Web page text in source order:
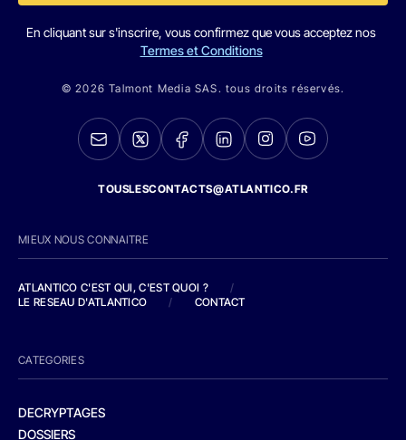
En cliquant sur s'inscrire, vous confirmez que vous acceptez nos
Termes et Conditions
© 2026 Talmont Media SAS. tous droits réservés.
TOUSLESCONTACTS@ATLANTICO.FR
MIEUX NOUS CONNAITRE
ATLANTICO C'EST QUI, C'EST QUOI ?
/
LE RESEAU D'ATLANTICO
/ CONTACT
CATEGORIES
DECRYPTAGES
DOSSIERS